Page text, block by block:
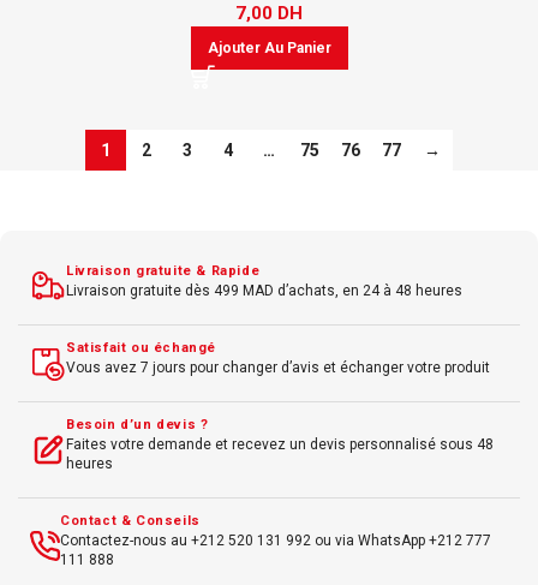
7,00 DH
Ajouter Au Panier
1 2 3 4 … 75 76 77 →
Livraison gratuite & Rapide
Livraison gratuite dès 499 MAD d’achats, en 24 à 48 heures
Satisfait ou échangé
Vous avez 7 jours pour changer d’avis et échanger votre produit
Besoin d’un devis ?
Faites votre demande et recevez un devis personnalisé sous 48
heures
Contact & Conseils
Contactez-nous au +212 520 131 992 ou via WhatsApp +212 777
111 888